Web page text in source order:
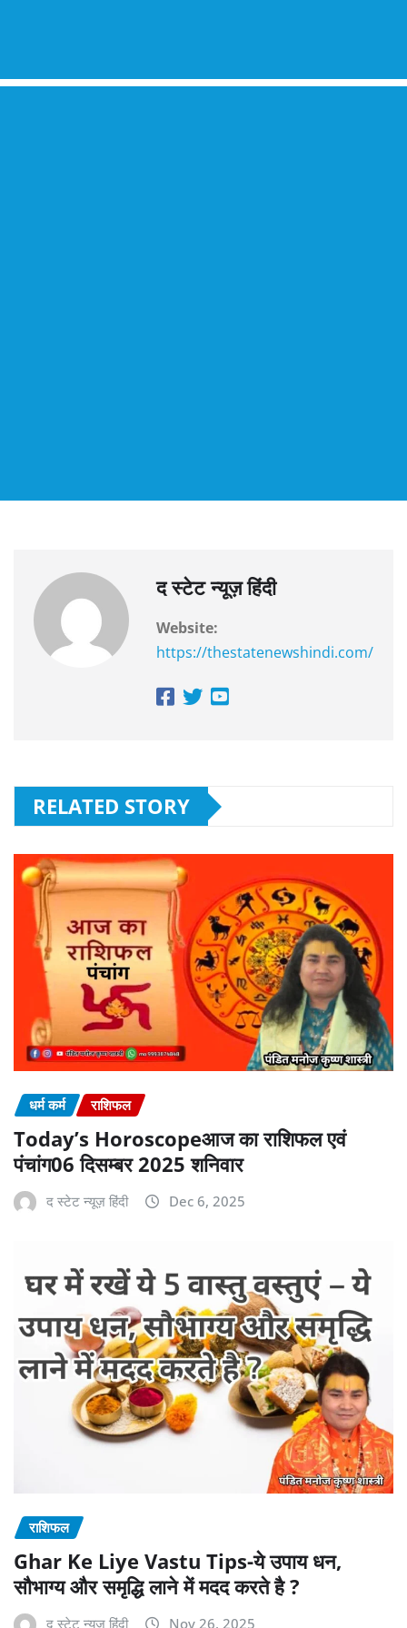
द स्टेट न्यूज़ हिंदी
Website:
https://thestatenewshindi.com/
RELATED STORY
धर्म कर्म राशिफल
Today’s Horoscopeआज का राशिफल एवं
पंचांग06 दिसम्बर 2025 शनिवार
द स्टेट न्यूज़ हिंदी Dec 6, 2025
राशिफल
Ghar Ke Liye Vastu Tips-ये उपाय धन,
सौभाग्य और समृद्धि लाने में मदद करते है ?
द स्टेट न्यूज़ हिंदी Nov 26, 2025